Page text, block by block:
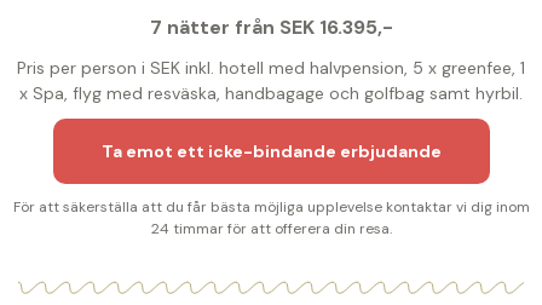
7 nätter från SEK 16.395,-
Pris per person i SEK inkl. hotell med halvpension, 5 x greenfee, 1
x Spa, flyg med resväska, handbagage och golfbag samt hyrbil.
Ta emot ett icke-bindande erbjudande
För att säkerställa att du får bästa möjliga upplevelse kontaktar vi dig inom
24 timmar för att offerera din resa.